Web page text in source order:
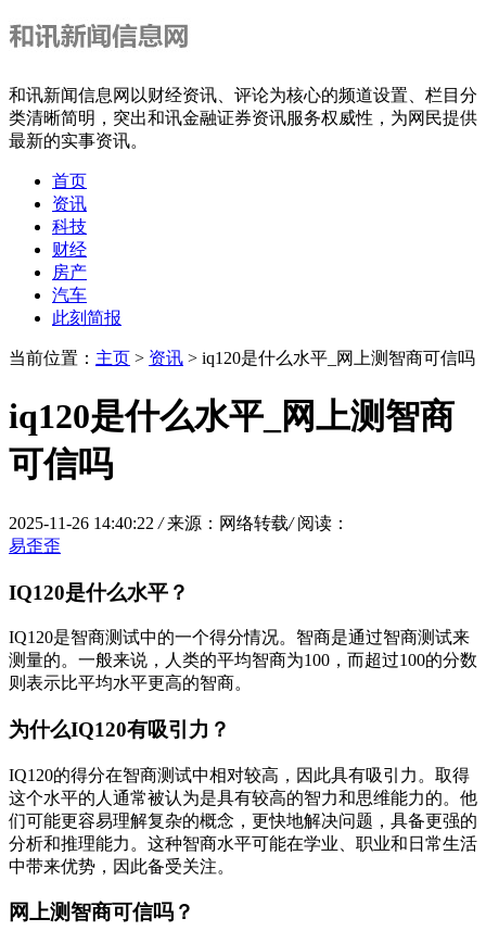
和讯新闻信息网以财经资讯、评论为核心的频道设置、栏目分
类清晰简明，突出和讯金融证券资讯服务权威性，为网民提供
最新的实事资讯。
首页
资讯
科技
财经
房产
汽车
此刻简报
当前位置： 主页 > 资讯 > iq120是什么水平_网上测智商可信吗
iq120是什么水平_网上测智商
可信吗
2025-11-26 14:40:22 / 来源：网络转载/ 阅读：
易歪歪
IQ120是什么水平？
IQ120是智商测试中的一个得分情况。智商是通过智商测试来
测量的。一般来说，人类的平均智商为100，而超过100的分数
则表示比平均水平更高的智商。
为什么IQ120有吸引力？
IQ120的得分在智商测试中相对较高，因此具有吸引力。取得
这个水平的人通常被认为是具有较高的智力和思维能力的。他
们可能更容易理解复杂的概念，更快地解决问题，具备更强的
分析和推理能力。这种智商水平可能在学业、职业和日常生活
中带来优势，因此备受关注。
网上测智商可信吗？